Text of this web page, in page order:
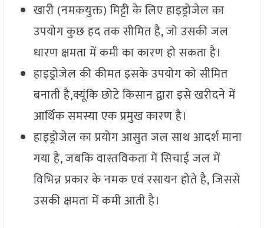
खारी (नमकयुक्त) मिट्टी के लिए हाइड्रोजेल का
उपयोग कुछ हद तक सीमित है, जो उसकी जल
धारण क्षमता में कमी का कारण हो सकता है।
हाइड्रोजेल की कीमत इसके उपयोग को सीमित
बनाती है,क्यूंकि छोटे किसान द्वारा इसे खरीदने में
आर्थिक समस्या एक प्रमुख कारण है।
हाइड्रोजेल का प्रयोग आसुत जल साथ आदर्श माना
गया है, जबकि वास्तविकता में सिचाई जल में
विभिन्न प्रकार के नमक एवं रसायन होते है, जिससे
उसकी क्षमता में कमी आती है।